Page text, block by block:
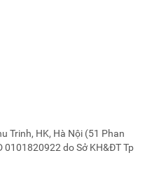
Trinh, HK, Hà Nội (51 Phan
0101820922 do Sở KH&ĐT Tp